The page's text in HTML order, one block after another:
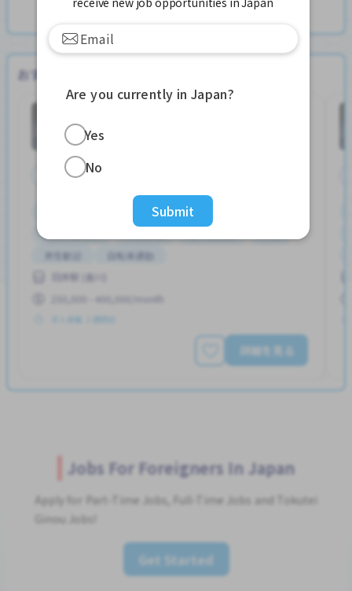
他のIT/ソフトウエア開発の求人を見る
おすすめの求人情報
正社員
まかないあり
交通費支給
男性歓迎
自転車通勤
羽床駅 (香川)
250,000 - 400,000/month
求人掲載 ２週間前
詳細を見る
Jobs For Foreigners In Japan
Apply for Part-Time Jobs, Full-Time Jobs and Tokutei
Ginou Jobs!
Get Started
Are you currently in Japan?
Yes
No
Submit